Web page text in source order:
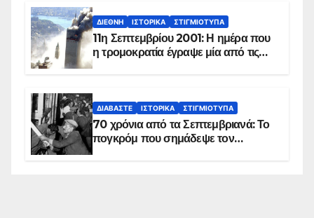
ΔΙΕΘΝΉ ΙΣΤΟΡΙΚΆ ΣΤΙΓΜΙΌΤΥΠΑ
11η Σεπτεμβρίου 2001: Η ημέρα που
η τρομοκρατία έγραψε μία από τις
ΔΙΑΒΆΣΤΕ ΙΣΤΟΡΙΚΆ ΣΤΙΓΜΙΌΤΥΠΑ
70 χρόνια από τα Σεπτεμβριανά: Το
πογκρόμ που σημάδεψε τον